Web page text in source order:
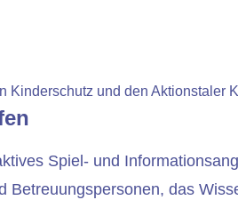
Spiel- und
Betreuungspersonen, das